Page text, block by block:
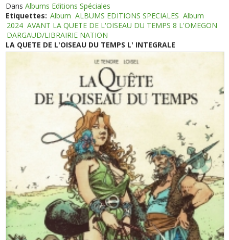
DansAlbums Editions Spéciales
Etiquettes: Album ALBUMS EDITIONS SPECIALES Album
2024 AVANT LA QUETE DE L'OISEAU DU TEMPS 8 L'OMEGON
DARGAUD/LIBRAIRIE NATION
LA QUETE DE L'OISEAU DU TEMPS L' INTEGRALE